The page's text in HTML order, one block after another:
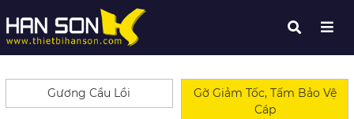
Gương Cầu Lồi
Gờ Giảm Tốc, Tấm Bảo Vệ
Cáp